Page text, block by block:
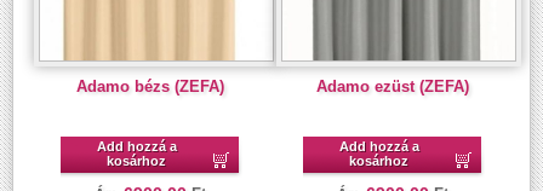
Adamo bézs (ZEFA)
Add hozzá a
kosárhoz
Adamo ezüst (ZEFA)
Add hozzá a
kosárhoz